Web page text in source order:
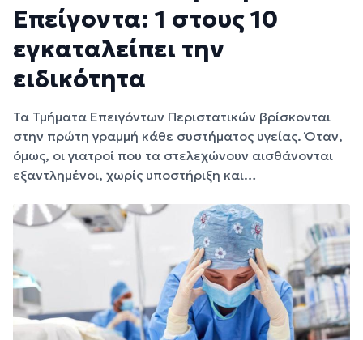
Επείγοντα: 1 στους 10
εγκαταλείπει την
ειδικότητα
Τα Τμήματα Επειγόντων Περιστατικών βρίσκονται
στην πρώτη γραμμή κάθε συστήματος υγείας. Όταν,
όμως, οι γιατροί που τα στελεχώνουν αισθάνονται
εξαντλημένοι, χωρίς υποστήριξη και…